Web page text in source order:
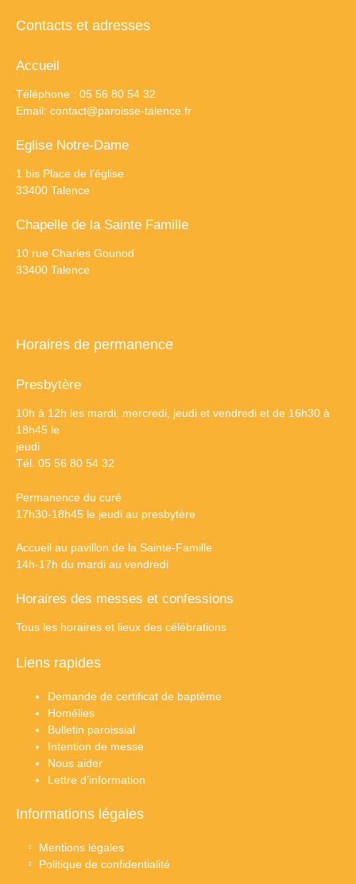
Contacts et adresses
Accueil
Téléphone : 05 56 80 54 32
Email: contact@paroisse-talence.fr
Eglise Notre-Dame
1 bis Place de l’église
33400 Talence
Chapelle de la Sainte Famille
10 rue Charles Gounod
33400 Talence
Horaires de permanence
Presbytère
10h à 12h les mardi, mercredi, jeudi et vendredi et de 16h30 à
18h45 le
jeudi
Tél. 05 56 80 54 32
Permanence du curé
17h30-18h45 le jeudi au presbytère
Accueil au pavillon de la Sainte-Famille
14h-17h du mardi au vendredi
Horaires des messes et confessions
Tous les horaires et lieux des célébrations
Liens rapides
Demande de certificat de baptême
Homélies
Bulletin paroissial
Intention de messe
Nous aider
Lettre d’information
Informations légales
Mentions légales
Politique de confidentialité